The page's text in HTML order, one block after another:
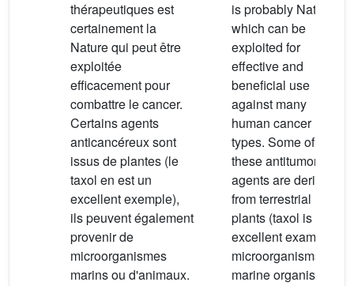
thérapeutiques est
certainement la
Nature qui peut être
exploitée
efficacement pour
combattre le cancer.
Certains agents
anticancéreux sont
issus de plantes (le
taxol en est un
excellent exemple),
ils peuvent également
provenir de
microorganismes
marins ou d'animaux.
is probably Nature,
which can be
exploited for
effective and
beneficial use
against many
human cancer
types. Some of
these antitumoral
agents are derived
from terrestrial
plants (taxol is an
excellent example),
microorganisms,
marine organisms